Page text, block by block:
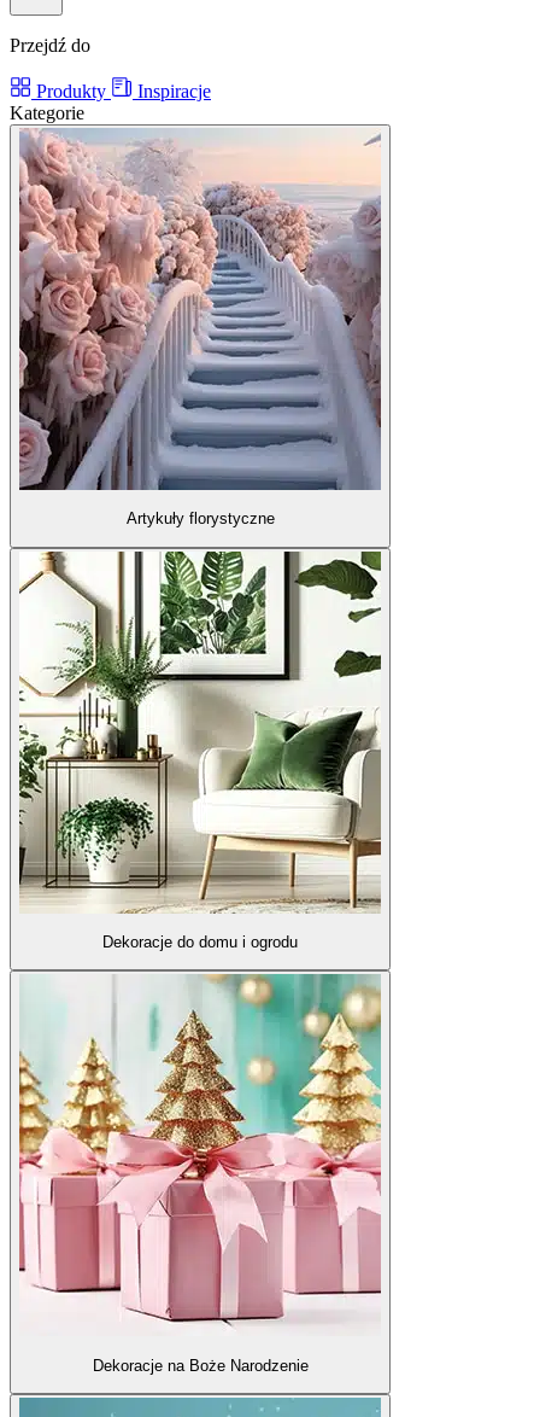
Przejdź do
Produkty
Inspiracje
Kategorie
Artykuły florystyczne
Dekoracje do domu i ogrodu
Dekoracje na Boże Narodzenie